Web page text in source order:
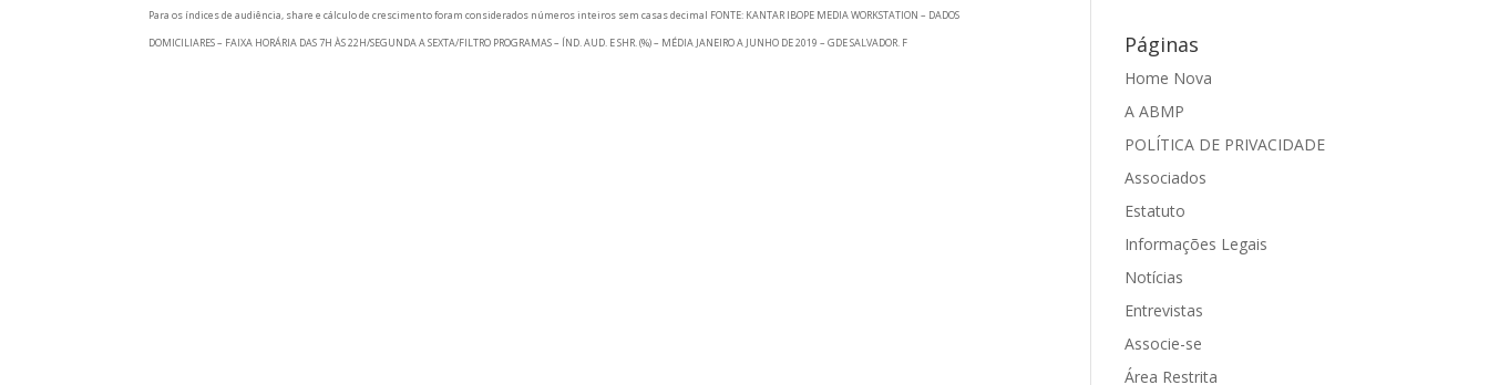
Para os índices de audiência, share e cálculo de crescimento foram considerados números inteiros sem casas decimal FONTE: KANTAR IBOPE MEDIA WORKSTATION – DADOS
DOMICILIARES – FAIXA HORÁRIA DAS 7H ÀS 22H/SEGUNDA A SEXTA/FILTRO PROGRAMAS – ÍND. AUD. E SHR. (%) – MÉDIA JANEIRO A JUNHO DE 2019 – GDE SALVADOR. F
Páginas
Home Nova
A ABMP
POLÍTICA DE PRIVACIDADE
Associados
Estatuto
Informações Legais
Notícias
Entrevistas
Associe-se
Área Restrita